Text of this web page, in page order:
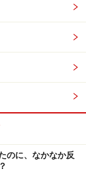
段が安すぎ
いのですが、逆
特にブランド品
われてしまうか
1万5000円で売
は？と思いま
ですが、新品
のに、なかなか反